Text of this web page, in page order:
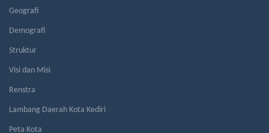
Geografi
Demografi
Struktur
Visi dan Misi
Renstra
Lambang Daerah Kota Kediri
Peta Kota